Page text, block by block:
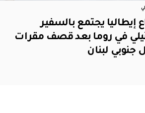
إيطاليا يجتمع بالسفير
في روما بعد قصف مقرات
جنوبي لبنان